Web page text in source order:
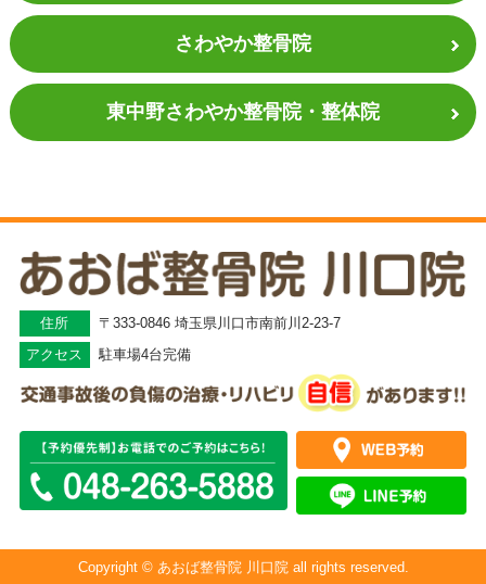
さわやか整骨院
東中野さわやか整骨院・整体院
住所
〒333-0846 埼玉県川口市南前川2-23-7
アクセス
駐車場4台完備
Copyright © あおば整骨院 川口院 all rights reserved.